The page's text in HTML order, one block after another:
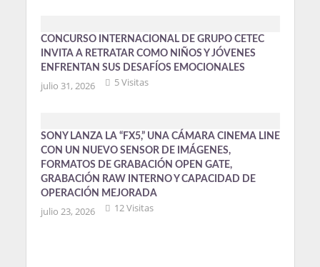
CONCURSO INTERNACIONAL DE GRUPO CETEC
INVITA A RETRATAR COMO NIÑOS Y JÓVENES
ENFRENTAN SUS DESAFÍOS EMOCIONALES
julio 31, 2026 5 Visitas
SONY LANZA LA “FX5,” UNA CÁMARA CINEMA LINE
CON UN NUEVO SENSOR DE IMÁGENES,
FORMATOS DE GRABACIÓN OPEN GATE,
GRABACIÓN RAW INTERNO Y CAPACIDAD DE
OPERACIÓN MEJORADA
julio 23, 2026 12 Visitas